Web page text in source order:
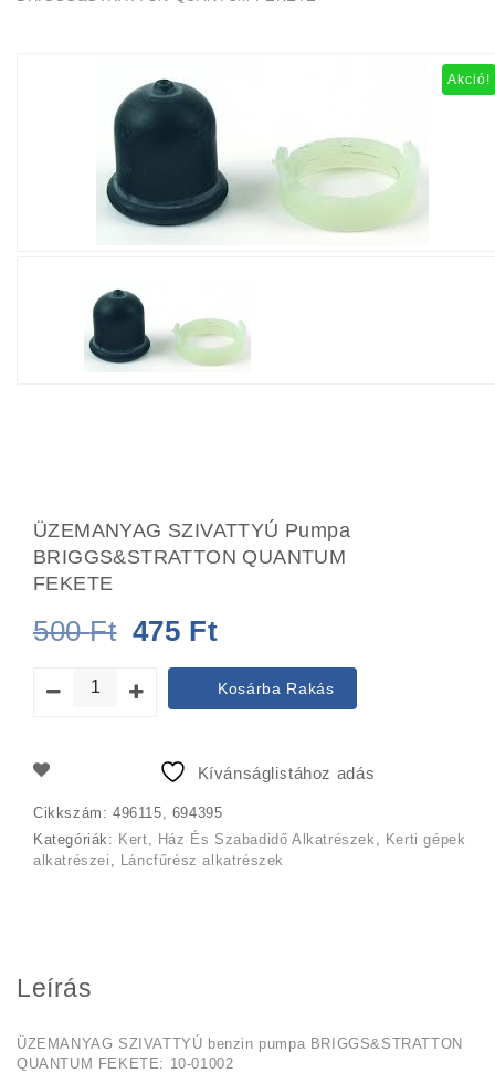
Akció!
ÜZEMANYAG SZIVATTYÚ Pumpa
BRIGGS&STRATTON QUANTUM
FEKETE
500Ft Original
price
was:
500 Ft.
475 Ft
price
is:
Kosárba Rakás
Kívánságlistához adás
Cikkszám: 496115, 694395
Kategóriák: Kert, Ház És Szabadidő Alkatrészek
Kerti gépek
alkatrészei
Láncfűrész alkatrészek
Leírás
ÜZEMANYAG SZIVATTYÚ benzin pumpa BRIGGS&STRATTON
QUANTUM FEKETE: 10-01002